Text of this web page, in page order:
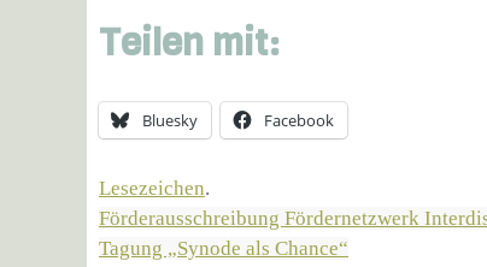
Teilen mit:
Bluesky Facebook
Lesezeichen.
Förderausschreibung Fördernetzwerk
Tagung „Synode als Chance“